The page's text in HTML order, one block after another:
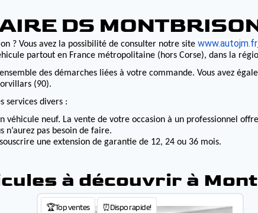
DS
? Vous avez la possibilité de consulter notre site www.autojm.fr
partout en France métropolitaine (hors Corse), dans la
des démarches liées à votre commande. Vous avez
(90).
services divers :
véhicule neuf. La vente de votre occasion à un professionnel
n’aurez pas besoin de faire.
une extension de garantie de 12, 24 ou 36 mois.
à découvrir à
🏆Top ventes ⏰Dispo rapide!